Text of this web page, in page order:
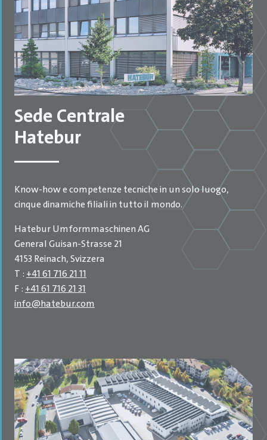
Sede Centrale
Hatebur
Know-how e competenze tecniche in un solo luogo,
cinque dinamiche filiali in tutto il mondo.
Hatebur Umformmaschinen AG
General Guisan-Strasse 21
4153 Reinach, Svizzera
T : +41 61 716 21 11
F : +41 61 716 21 31
info@hatebur.com